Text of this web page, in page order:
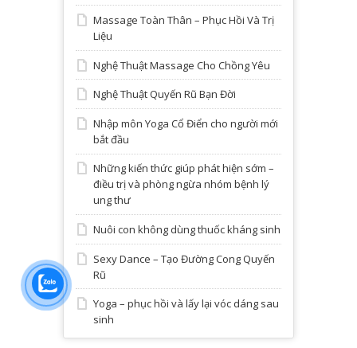
Massage Toàn Thân – Phục Hồi Và Trị
Liệu
Nghệ Thuật Massage Cho Chồng Yêu
Nghệ Thuật Quyến Rũ Bạn Đời
Nhập môn Yoga Cổ Điển cho người mới
bắt đầu
Những kiến thức giúp phát hiện sớm –
điều trị và phòng ngừa nhóm bệnh lý
ung thư
Nuôi con không dùng thuốc kháng sinh
Sexy Dance – Tạo Đường Cong Quyến
Rũ
Yoga – phục hồi và lấy lại vóc dáng sau
sinh